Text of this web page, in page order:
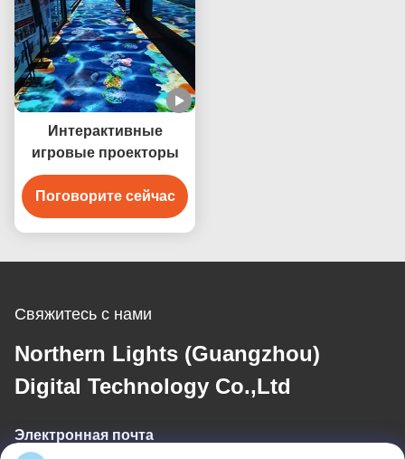
Интерактивные
игровые проекторы
Поговорите сейчас
Свяжитесь с нами
Northern Lights (Guangzhou)
Digital Technology Co.,Ltd
Электронная почта